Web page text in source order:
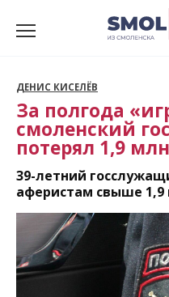
ДЕНИС КИСЕЛЁВ
За полгода
смоленский
потерял 1,9
39-летний
аферистам свыше 1,9